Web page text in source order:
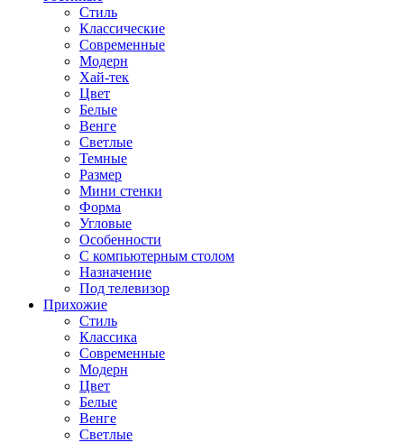
Стиль
Классические
Современные
Модерн
Хай-тек
Цвет
Белые
Венге
Светлые
Темные
Размер
Мини стенки
Форма
Угловые
Особенности
С компьютерным столом
Назначение
Под телевизор
Прихожие
Стиль
Классика
Современные
Модерн
Цвет
Белые
Венге
Светлые